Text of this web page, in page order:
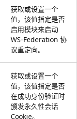
获取或设置一个
值，该值指定是否
启用模块来启动
WS-Federation 协
议重定向。
获取或设置一个
值，该值指定是否
在成功身份验证时
颁发永久性会话
Cookie。